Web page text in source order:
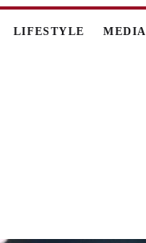
LIFESTYLE MEDIA